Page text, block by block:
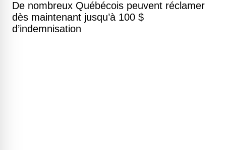
De nombreux Québécois peuvent réclamer
dès maintenant jusqu’à 100 $
d’indemnisation